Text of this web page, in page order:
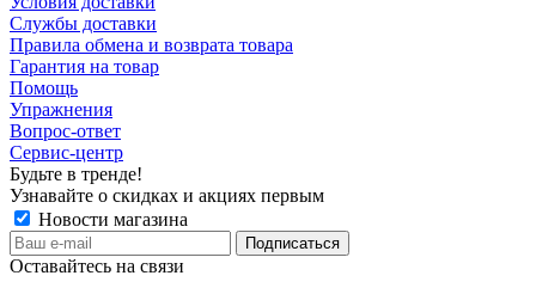
Службы доставки
Правила обмена и возврата товара
Гарантия на товар
Помощь
Упражнения
Вопрос-ответ
Сервис-центр
Будьте в тренде!
Узнавайте о скидках и акциях первым
Новости магазина
Оставайтесь на связи